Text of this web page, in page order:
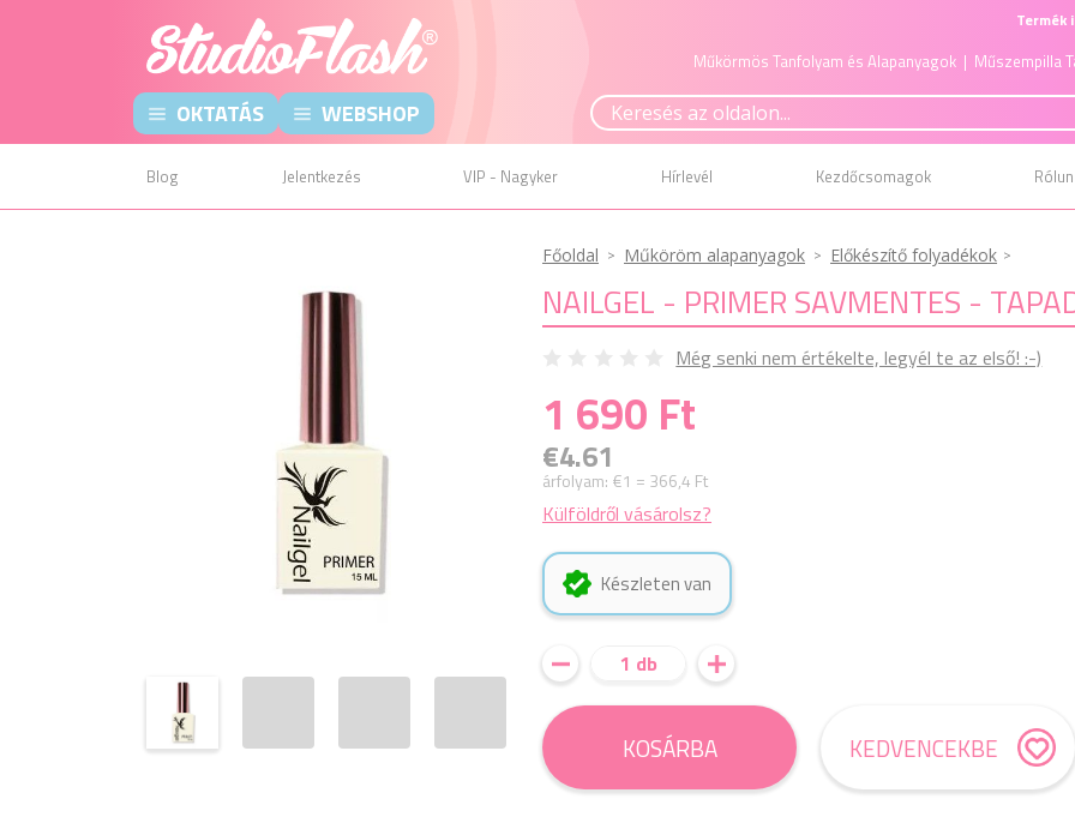
Termék
Műkörmös Tanfolyam és Alapanyagok | Műszempilla
OKTATÁS WEBSHOP
Blog Jelentkezés VIP - Nagyker Hírlevél Kezdőcsomagok
Főoldal Műköröm alapanyagok Előkészítő folyadékok
NAILGEL - PRIMER SAVMENTES -
Még senki nem értékelte, legyél te az első! :-)
1 690 Ft
€4.61
árfolyam: €1 = 366,4 Ft
Külföldről vásárolsz?
Készleten van
1 db
KOSÁRBA KEDVENCEKBE